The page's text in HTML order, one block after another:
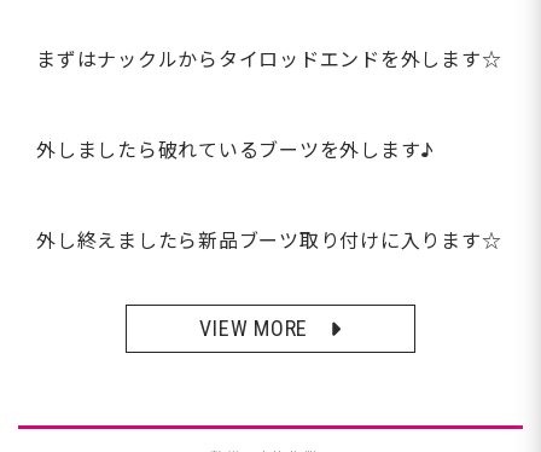
まずはナックルからタイロッドエンドを外します☆
外しましたら破れているブーツを外します♪
外し終えましたら新品ブーツ取り付けに入ります☆
VIEW MORE